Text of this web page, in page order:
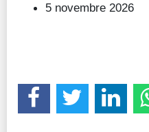
5 novembre 2026